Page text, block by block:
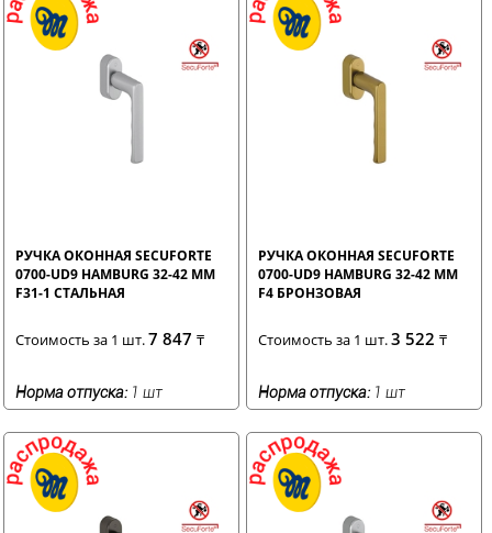
РУЧКА ОКОННАЯ SECUFORTE
0700-UD9 HAMBURG 32-42 ММ
F31-1 СТАЛЬНАЯ
Стоимость за 1 шт.7 847 ₸
Норма отпуска: 1 шт
РУЧКА ОКОННАЯ SECUFORTE
0700-UD9 HAMBURG 32-42 ММ
F4 БРОНЗОВАЯ
Стоимость за 1 шт.3 522₸
Норма отпуска: 1 шт